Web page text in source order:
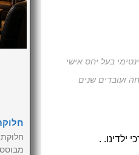
בעל יחס אישי
ועובדים שנים
.
חלוקת